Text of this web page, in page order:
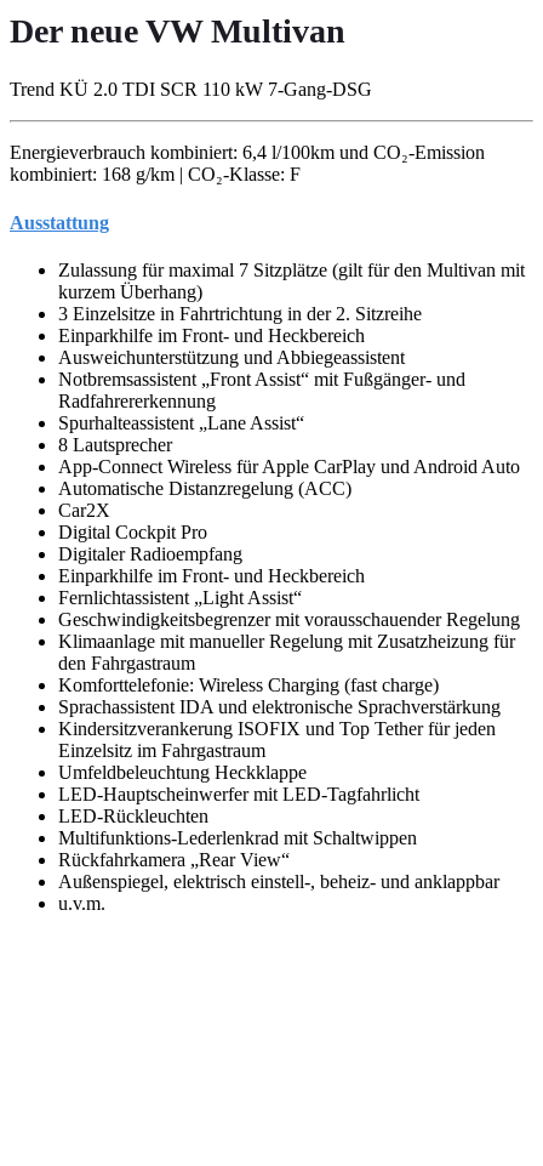
Der neue VW Multivan
Trend KÜ 2.0 TDI SCR 110 kW 7-Gang-DSG
Energieverbrauch kombiniert: 6,4 l/100km und CO₂-Emission
kombiniert: 168 g/km | CO₂-Klasse: F
Ausstattung
Zulassung für maximal 7 Sitzplätze (gilt für den Multivan mit
kurzem Überhang)
3 Einzelsitze in Fahrtrichtung in der 2. Sitzreihe
Einparkhilfe im Front- und Heckbereich
Ausweichunterstützung und Abbiegeassistent
Notbremsassistent „Front Assist“ mit Fußgänger- und
Radfahrererkennung
Spurhalteassistent „Lane Assist“
8 Lautsprecher
App-Connect Wireless für Apple CarPlay und Android Auto
Automatische Distanzregelung (ACC)
Car2X
Digital Cockpit Pro
Digitaler Radioempfang
Einparkhilfe im Front- und Heckbereich
Fernlichtassistent „Light Assist“
Geschwindigkeitsbegrenzer mit vorausschauender Regelung
Klimaanlage mit manueller Regelung mit Zusatzheizung für
den Fahrgastraum
Komforttelefonie: Wireless Charging (fast charge)
Sprachassistent IDA und elektronische Sprachverstärkung
Kindersitzverankerung ISOFIX und Top Tether für jeden
Einzelsitz im Fahrgastraum
Umfeldbeleuchtung Heckklappe
LED-Hauptscheinwerfer mit LED-Tagfahrlicht
LED-Rückleuchten
Multifunktions-Lederlenkrad mit Schaltwippen
Rückfahrkamera „Rear View“
Außenspiegel, elektrisch einstell-, beheiz- und anklappbar
u.v.m.